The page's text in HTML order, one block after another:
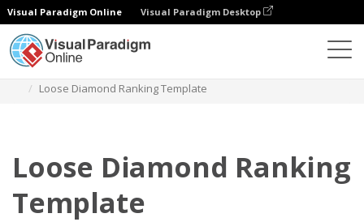
Visual Paradigm Online Visual Paradigm Desktop
Loose Diamond Ranking Template
Loose Diamond Ranking
Template